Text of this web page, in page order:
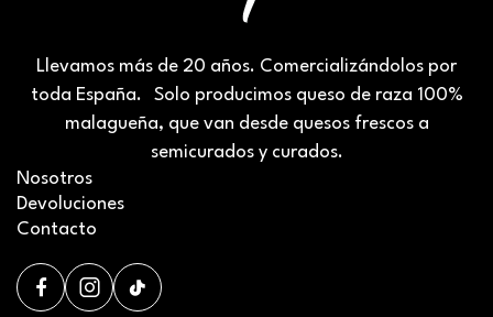
Nosotros
Devoluciones
Contacto
Llevamos más de 20 años. Comercializándolos por
toda España. Solo producimos queso de raza 100%
malagueña, que van desde quesos frescos a
semicurados y curados.